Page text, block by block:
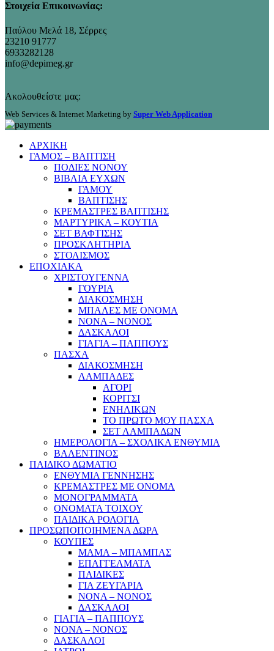
Στοιχεία Επικοινωνίας:
Παύλου Μελά 18, Σέρρες
23210 91777
6933282128
info@depimeg.gr
Ακολουθείστε μας:
Web Services & Internet Marketing by Super Web Application
ΑΡΧΙΚΗ
ΓΑΜΟΣ – ΒΑΠΤΙΣΗ
ΠΟΔΙΕΣ ΝΟΝΟΥ
ΒΙΒΛΙΑ ΕΥΧΩΝ
ΓΑΜΟΥ
ΒΑΠΤΙΣΗΣ
ΚΡΕΜΑΣΤΡΕΣ ΒΑΠΤΙΣΗΣ
ΜΑΡΤΥΡΙΚΑ – ΚΟΥΤΙΑ
ΣΕΤ ΒΑΦΤΙΣΗΣ
ΠΡΟΣΚΛΗΤΗΡΙΑ
ΣΤΟΛΙΣΜΟΣ
ΕΠΟΧΙΑΚΑ
ΧΡΙΣΤΟΥΓΕΝΝΑ
ΓΟΥΡΙΑ
ΔΙΑΚΟΣΜΗΣΗ
ΜΠΑΛΕΣ ΜΕ ΟΝΟΜΑ
ΝΟΝΑ – ΝΟΝΟΣ
ΔΑΣΚΑΛΟΙ
ΓΙΑΓΙΑ – ΠΑΠΠΟΥΣ
ΠΑΣΧΑ
ΔΙΑΚΟΣΜΗΣΗ
ΛΑΜΠΑΔΕΣ
ΑΓΟΡΙ
ΚΟΡΙΤΣΙ
ΕΝΗΛΙΚΩΝ
ΤΟ ΠΡΩΤΟ ΜΟΥ ΠΑΣΧΑ
ΣΕΤ ΛΑΜΠΑΔΩΝ
ΗΜΕΡΟΛΟΓΙΑ – ΣΧΟΛΙΚΑ ΕΝΘΥΜΙΑ
ΒΑΛΕΝΤΙΝΟΣ
ΠΑΙΔΙΚΟ ΔΩΜΑΤΙΟ
ΕΝΘΥΜΙΑ ΓΕΝΝΗΣΗΣ
ΚΡΕΜΑΣΤΡΕΣ ΜΕ ΟΝΟΜΑ
ΜΟΝΟΓΡΑΜΜΑΤΑ
ΟΝΟΜΑΤΑ ΤΟΙΧΟΥ
ΠΑΙΔΙΚΑ ΡΟΛΟΓΙΑ
ΠΡΟΣΩΠΟΠΟΙΗΜΕΝΑ ΔΩΡΑ
ΚΟΥΠΕΣ
ΜΑΜΑ – ΜΠΑΜΠΑΣ
ΕΠΑΓΓΕΛΜΑΤΑ
ΠΑΙΔΙΚΕΣ
ΓΙΑ ΖΕΥΓΑΡΙΑ
ΝΟΝΑ – ΝΟΝΟΣ
ΔΑΣΚΑΛΟΙ
ΓΙΑΓΙΑ – ΠΑΠΠΟΥΣ
ΝΟΝΑ – ΝΟΝΟΣ
ΔΑΣΚΑΛΟΙ